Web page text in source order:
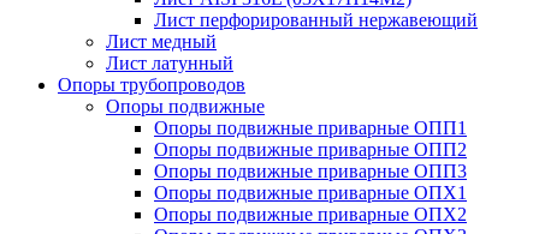
Лист перфорированный нержавеющий
Лист медный
Лист латунный
Опоры трубопроводов
Опоры подвижные
Опоры подвижные приварные ОПП1
Опоры подвижные приварные ОПП2
Опоры подвижные приварные ОПП3
Опоры подвижные приварные ОПХ1
Опоры подвижные приварные ОПХ2